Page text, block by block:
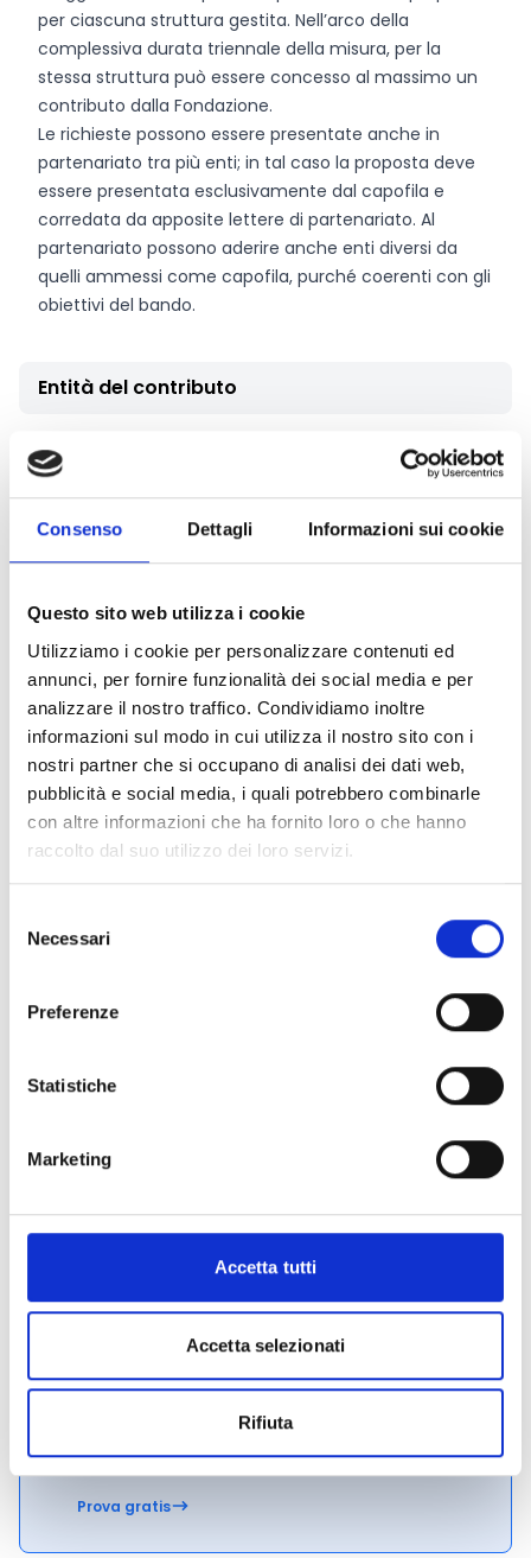
Consenso Dettagli Informazioni sui cookie
Questo sito web utilizza i cookie
Utilizziamo i cookie per personalizzare contenuti ed
annunci, per fornire funzionalità dei social media e per
analizzare il nostro traffico. Condividiamo inoltre
informazioni sul modo in cui utilizza il nostro sito con i
nostri partner che si occupano di analisi dei dati web,
pubblicità e social media, i quali potrebbero combinarle
con altre informazioni che ha fornito loro o che hanno
raccolto dal suo utilizzo dei loro servizi.
delNecessari
Preferenze
Statistiche
Marketing
Accetta tutti
Accetta selezionati
Rifiuta
per ciascuna struttura gestita. Nell’arco della
complessiva durata triennale della misura, per la
stessa struttura può essere concesso al massimo un
contributo dalla Fondazione.
Le richieste possono essere presentate anche in
partenariato tra più enti; in tal caso la proposta deve
essere presentata esclusivamente dal capofila e
corredata da apposite lettere di partenariato. Al
partenariato possono aderire anche enti diversi da
quelli ammessi come capofila, purché coerenti con gli
obiettivi del bando.
Entità del contributo
La dotazione finanziaria complessiva ammonta a
500.000 Euro.
L’entità massima del contributo economico
concedibile è così articolata:
fino a 75.000 Euro per le RSA;
È richiesto un cofinanziamento minimo del 25%
calcolato sul costo complessivo dell’intervento, a
carico dell’ente richiedente o di altri cofinanziatori.
Eventuali richieste di contributo superiori ai massimali
o con livelli di cofinanziamento inferiori non
comportano l’automatica esclusione, ma saranno
rideterminate in conformità a quanto previsto dal
bando.
Pagina web per formulari e documenti
Si consiglia di consultare regolarmente il sito web
Consigli degli esperti
Hai bisogno di maggiori informazioni?Contatta il
Conosci Obiettivo Europa?
Prova gratis